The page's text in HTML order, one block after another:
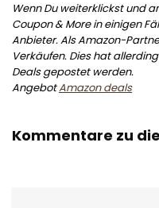
Wenn Du weiterklickst und
Coupon & More in einigen
Anbieter. Als Amazon-
Verkäufen. Dies hat
Deals gepostet werden.
AngebotAmazon deals
Kommentare zu